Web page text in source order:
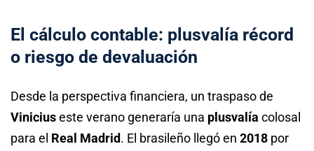
El cálculo contable: plusvalía récord
o riesgo de devaluación
Desde la perspectiva financiera, un traspaso de
Viniciuseste verano generaría una plusvalía colosal
para el Real Madrid. El brasileño llegó en 2018 por